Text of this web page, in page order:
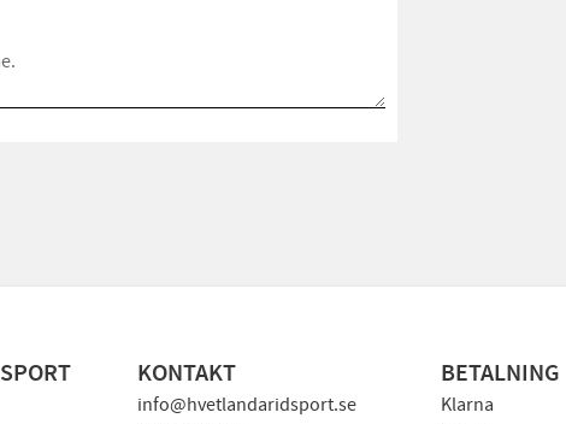
KONTAKT
info@hvetlandaridsport.se
BETALNING
Klarna